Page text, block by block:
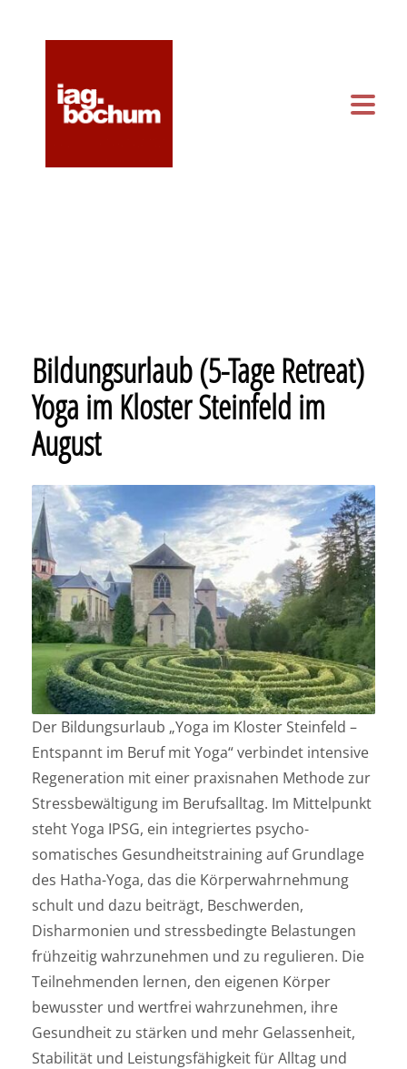
Bildungsurlaub (5-Tage Retreat)
Yoga im Kloster Steinfeld im
August
Der Bildungsurlaub „Yoga im Kloster Steinfeld –
Entspannt im Beruf mit Yoga“ verbindet intensive
Regeneration mit einer praxisnahen Methode zur
Stressbewältigung im Berufsalltag. Im Mittelpunkt
steht Yoga IPSG, ein integriertes psycho-
somatisches Gesundheitstraining auf Grundlage
des Hatha-Yoga, das die Körperwahrnehmung
schult und dazu beiträgt, Beschwerden,
Disharmonien und stressbedingte Belastungen
frühzeitig wahrzunehmen und zu regulieren. Die
Teilnehmenden lernen, den eigenen Körper
bewusster und wertfrei wahrzunehmen, ihre
Gesundheit zu stärken und mehr Gelassenheit,
Stabilität und Leistungsfähigkeit für Alltag und